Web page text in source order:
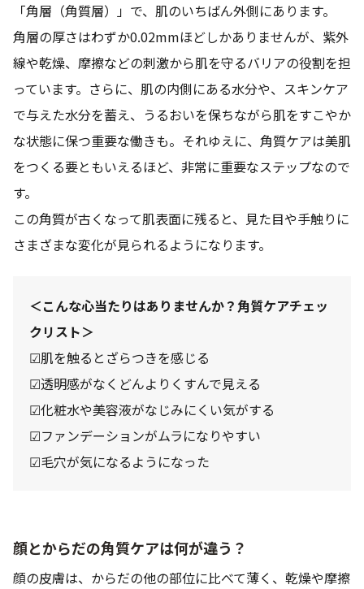
通販限定商品
クーポン＆ポイント
アウトレット商品
定期便
ブランド情報
ショッピングガイド
お電話でもご注文いただけます
「角層（角質層）」で、肌のいちばん外側にあります。
角層の厚さはわずか0.02mmほどしかありませんが、紫外
線や乾燥、摩擦などの刺激から肌を守るバリアの役割を担
っています。さらに、肌の内側にある水分や、スキンケア
で与えた水分を蓄え、うるおいを保ちながら肌をすこやか
な状態に保つ重要な働きも。それゆえに、角質ケアは美肌
をつくる要ともいえるほど、非常に重要なステップなので
す。
この角質が古くなって肌表面に残ると、見た目や手触りに
さまざまな変化が見られるようになります。
＜こんな心当たりはありませんか？角質ケアチェッ
クリスト＞
☑肌を触るとざらつきを感じる
☑透明感がなくどんよりくすんで見える
☑化粧水や美容液がなじみにくい気がする
☑ファンデーションがムラになりやすい
☑毛穴が気になるようになった
顔とからだの角質ケアは何が違う？
顔の皮膚は、からだの他の部位に比べて薄く、乾燥や摩擦